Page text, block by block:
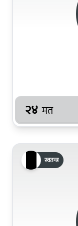
२४ मत
स्वतन्त्र